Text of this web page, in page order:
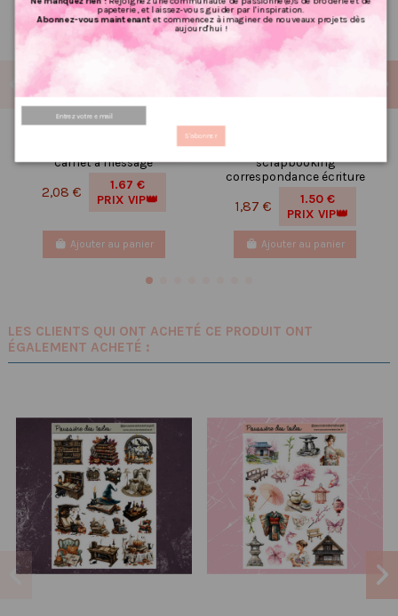
carnet à message
2,08 €
1.67 €
PRIX VIP👑
Ajouter au panier
scrapbooking
correspondance écriture
1,87 €
1.50 €
PRIX VIP👑
Ajouter au panier
LES CLIENTS QUI ONT ACHETÉ CE PRODUIT ONT
ÉGALEMENT ACHETÉ :
papeterie, et laissez-vous guider par l'inspiration.
Abonnez-vous maintenantet commencez à imaginer de nouveaux projets dès
aujourd'hui !
S'abonner